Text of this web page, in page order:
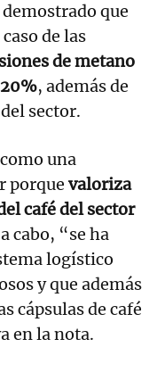
que
de las
de metano
, además de
sector.
una
porque valoriza
café del sector
cabo, “se ha
logístico
y que además
cápsulas de café
en la nota.